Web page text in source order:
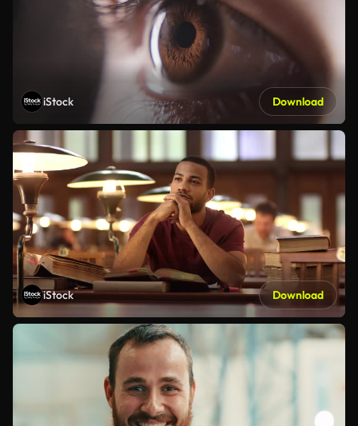
iStock Download
iStock Download